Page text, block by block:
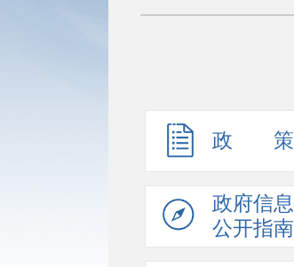
政 策
政府信息
公开指南